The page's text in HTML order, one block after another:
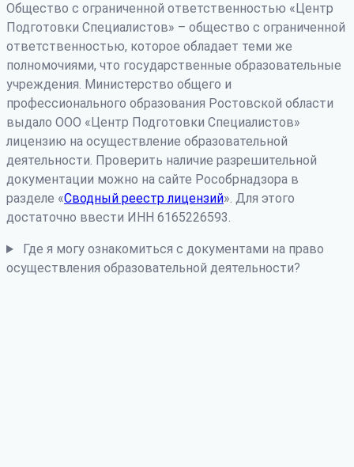
Общество с ограниченной ответственностью «Центр
Подготовки Специалистов» – общество с ограниченной
ответственностью, которое обладает теми же
полномочиями, что государственные образовательные
учреждения. Министерство общего и
профессионального образования Ростовской области
выдало ООО «Центр Подготовки Специалистов»
лицензию на осуществление образовательной
деятельности. Проверить наличие разрешительной
документации можно на сайте Рособрнадзора в
разделе «Сводный реестр лицензий». Для этого
достаточно ввести ИНН 6165226593.
Где я могу ознакомиться с документами на право
осуществления образовательной деятельности?